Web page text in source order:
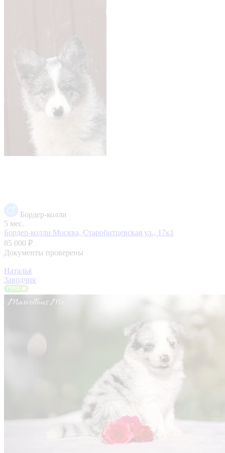
Бордер-колли
5 мес.
Бордер-колли Москва, Старобитцевская ул., 17к1
85 000 ₽
Документы проверены
Наталья
Заводчик